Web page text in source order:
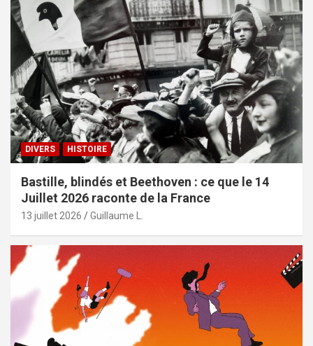
DIVERS HISTOIRE
Bastille, blindés et Beethoven : ce que le 14
Juillet 2026 raconte de la France
13 juillet 2026 Guillaume L.